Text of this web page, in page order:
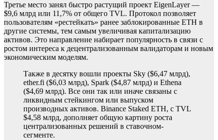
Третье место занял быстро растущий проект EigenLayer —
$9,6 млрд или 11,7% от общего TVL. Протокол позволяет
пользователям «рестейкать» ранее заблокированные ETH в
другие системы, тем самым увеличивая капитализацию
активов. Это направление набирает популярность в связи с
ростом интереса к децентрализованным валидаторам и новым
экономическим моделям.
Также в десятку вошли проекты Sky ($6,47 млрд),
ether.fi ($6,03 млрд), Spark ($4,87 млрд) и Ethena
($4,69 млрд). Все они так или иначе связаны с
ликвидным стейкингом или выпуском
производных активов. Binance Staked ETH, с TVL
$4,58 млрд, дополняет общую картину роста
централизованных решений в ставочном-
сегменте.